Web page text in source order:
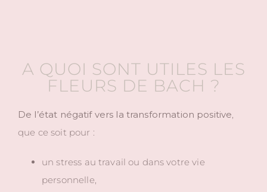
A QUOI SONT UTILES LES
FLEURS DE BACH ?
De l’état négatif vers la transformation positive,
que ce soit pour :
un stress au travail ou dans votre vie
personnelle,